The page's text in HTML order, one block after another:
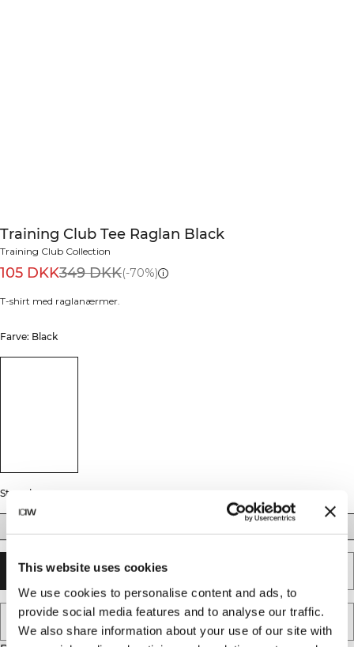
This website uses cookies
We use cookies to personalise content and ads, to
provide social media features and to analyse our traffic.
We also share information about your use of our site with
Training Club Tee Raglan Black
Training Club Collection
105 DKK349 DKK(-70%)
T-shirt med raglanærmer.
Farve: Black
Størrelse
UDSOLGT - GIV MIG BESKED
TILFØJ TIL ØNSKESKYEN